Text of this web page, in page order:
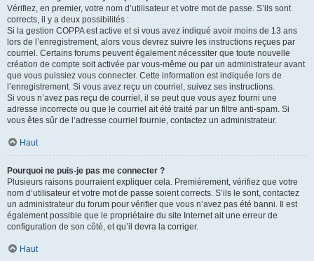
Vérifiez, en premier, votre nom d’utilisateur et votre mot de passe. S’ils sont
corrects, il y a deux possibilités :
Si la gestion COPPA est active et si vous avez indiqué avoir moins de 13 ans
lors de l’enregistrement, alors vous devrez suivre les instructions reçues par
courriel. Certains forums peuvent également nécessiter que toute nouvelle
création de compte soit activée par vous-même ou par un administrateur avant
que vous puissiez vous connecter. Cette information est indiquée lors de
l’enregistrement. Si vous avez reçu un courriel, suivez ses instructions.
Si vous n’avez pas reçu de courriel, il se peut que vous ayez fourni une
adresse incorrecte ou que le courriel ait été traité par un filtre anti-spam. Si
vous êtes sûr de l’adresse courriel fournie, contactez un administrateur.
Haut
Pourquoi ne puis-je pas me connecter ?
Plusieurs raisons pourraient expliquer cela. Premièrement, vérifiez que votre
nom d’utilisateur et votre mot de passe soient corrects. S’ils le sont, contactez
un administrateur du forum pour vérifier que vous n’avez pas été banni. Il est
également possible que le propriétaire du site Internet ait une erreur de
configuration de son côté, et qu’il devra la corriger.
Haut